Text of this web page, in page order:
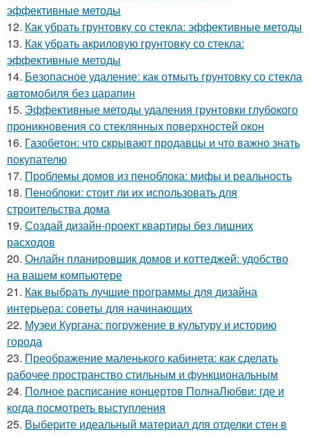
эффективные методы
12. Как убрать грунтовку со стекла: эффективные методы
13. Как убрать акриловую грунтовку со стекла:
эффективные методы
14. Безопасное удаление: как отмыть грунтовку со стекла
автомобиля без царапин
15. Эффективные методы удаления грунтовки глубокого
проникновения со стеклянных поверхностей окон
16. Газобетон: что скрывают продавцы и что важно знать
покупателю
17. Проблемы домов из пеноблока: мифы и реальность
18. Пеноблоки: стоит ли их использовать для
строительства дома
19. Создай дизайн-проект квартиры без лишних
расходов
20. Онлайн планировщик домов и коттеджей: удобство
на вашем компьютере
21. Как выбрать лучшие программы для дизайна
интерьера: советы для начинающих
22. Музеи Кургана: погружение в культуру и историю
города
23. Преображение маленького кабинета: как сделать
рабочее пространство стильным и функциональным
24. Полное расписание концертов ПолнаЛюбви: где и
когда посмотреть выступления
25. Выберите идеальный материал для отделки стен в